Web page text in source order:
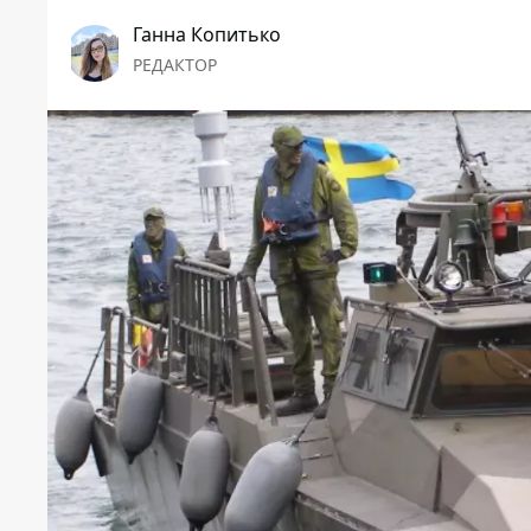
Ганна Копитько
РЕДАКТОР